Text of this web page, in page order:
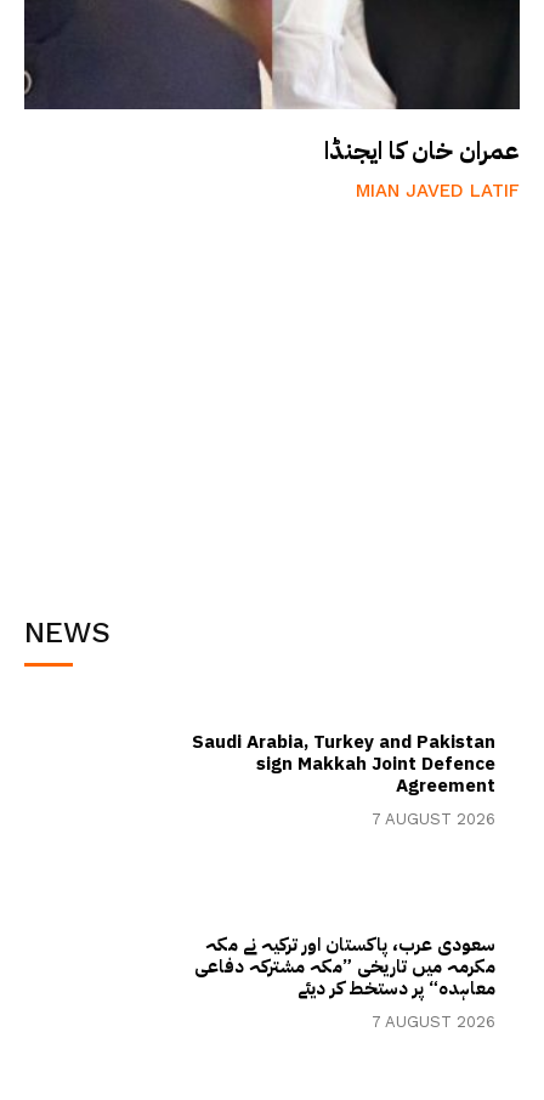
عمران خان کا ایجنڈا
MIAN JAVED LATIF
NEWS
Saudi Arabia, Turkey and Pakistan
sign Makkah Joint Defence
Agreement
7 AUGUST 2026
سعودی عرب، پاکستان اور ترکیہ نے مکہ
مکرمہ میں تاریخی ”مکہ مشترکہ دفاعی
معاہدہ“ پر دستخط کر دیئے
7 AUGUST 2026